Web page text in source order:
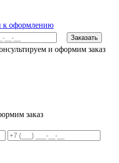
к оформлению
Заказать
и оформим заказ
заказ